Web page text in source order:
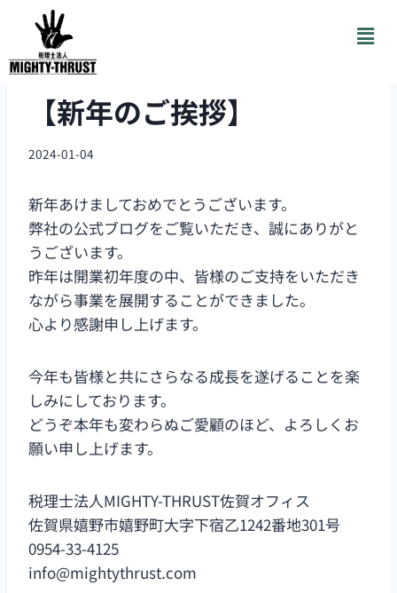
新着情報
【新年のご挨拶】
2024-01-04
新年あけましておめでとうございます。
弊社の公式ブログをご覧いただき、誠にありがと
うございます。
昨年は開業初年度の中、皆様のご支持をいただき
ながら事業を展開することができました。
心より感謝申し上げます。
今年も皆様と共にさらなる成長を遂げることを楽
しみにしております。
どうぞ本年も変わらぬご愛顧のほど、よろしくお
願い申し上げます。
税理士法人MIGHTY-THRUST佐賀オフィス
佐賀県嬉野市嬉野町大字下宿乙1242番地301号
0954-33-4125
info@mightythrust.com